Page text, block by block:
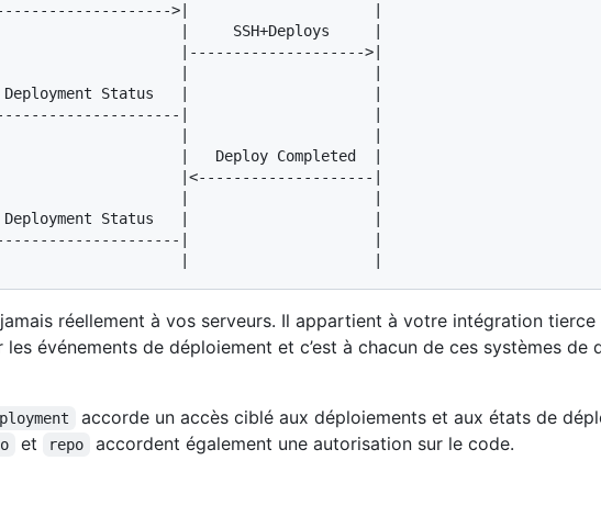
jamais réellement à vos serveurs. Il appartient à votre intégration
événements de déploiement et c’est à chacun de ces systèmes
accorde un accès ciblé aux déploiements et aux états de
et repo accordent également une autorisation sur le code.